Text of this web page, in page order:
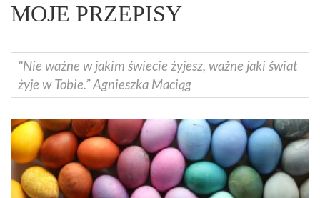
MOJE PRZEPISY
"Nie ważne w jakim świecie żyjesz, ważne jaki świat
żyje w Tobie.” Agnieszka Maciąg